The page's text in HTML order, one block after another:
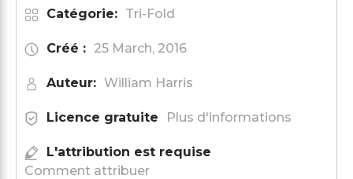
Catégorie: Tri-Fold
Créé : 25 March, 2016
Auteur: William Harris
Licence gratuite Plus d'informations
L'attribution est requise
Comment attribuer